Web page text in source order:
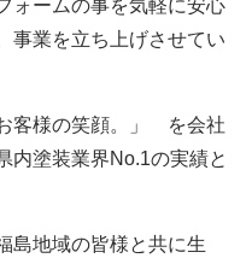
ォームの事を気軽に安心
事業を立ち上げさせてい
客様の笑顔。」 を会社
内塗装業界No.1の実績と
島地域の皆様と共に生